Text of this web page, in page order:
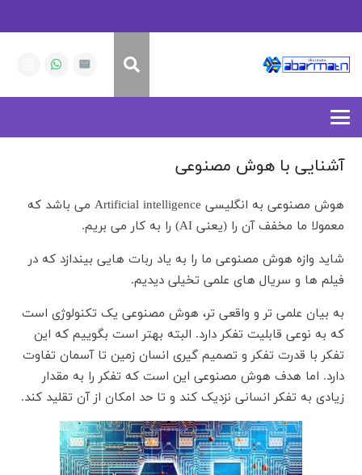
آشنایی با هوش مصنوعی
هوش مصنوعی به انگلیسی Artificial intelligence می باشد که
معمولا ما مخفف آن را (یعنی AI) را به کار می بریم.
شاید وازه هوش مصنوعی ما را به یاد ربات هایی بیندازد که در
فیلم ها و سریال های علمی تخیلی دیدیم.
به بیان علمی تر و واقعی تر، هوش مصنوعی یک تکنولوژی است
که به نوعی قابلیت تفکر دارد. البته بهتر است بگوییم که این
تفکر با قدرت تفکر و تصمیم گیری انسان زمین تا آسمان تفاوت
دارد. اما هدف هوش مصنوعی این است که تفکر را به مقدار
زیادی به تفکر انسانی نزدیک کند و تا حد امکان از آن تقلید کند.